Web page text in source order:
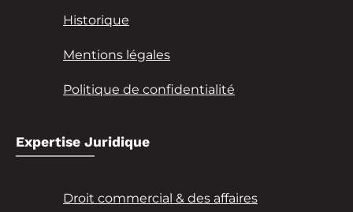
Historique
Mentions légales
Politique de confidentialité
Expertise Juridique
Droit commercial & des affaires